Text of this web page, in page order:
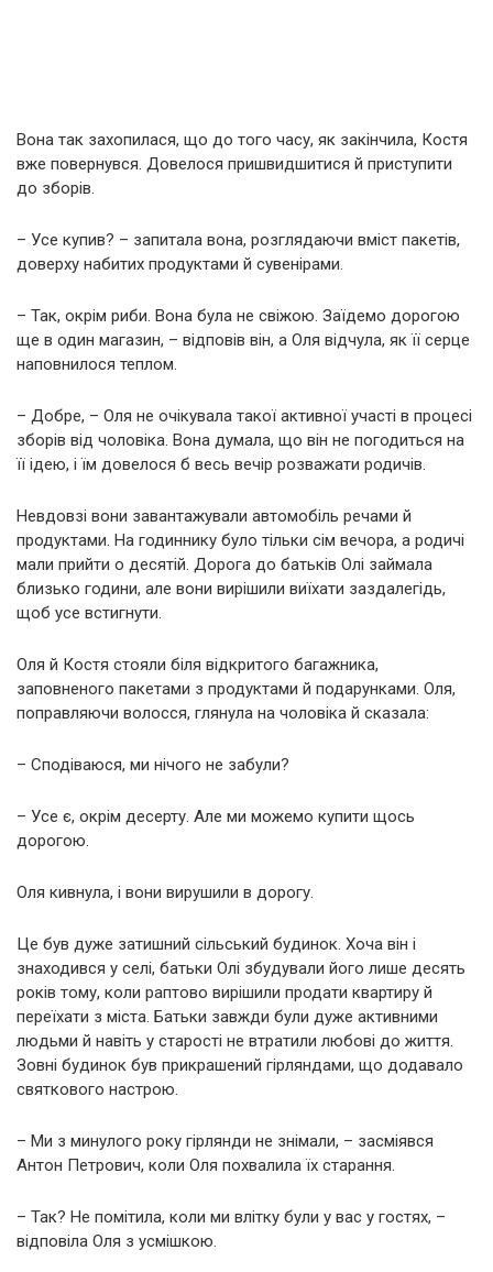
Вона так захопилася, що до того часу, як закінчила, Костя
вже повернувся. Довелося пришвидшитися й приступити
до зборів.
– Усе купив? – запитала вона, розглядаючи вміст пакетів,
доверху набитих продуктами й сувенірами.
– Так, окрім риби. Вона була не свіжою. Заїдемо дорогою
ще в один магазин, – відповів він, а Оля відчула, як її серце
наповнилося теплом.
– Добре, – Оля не очікувала такої активної участі в процесі
зборів від чоловіка. Вона думала, що він не погодиться на
її ідею, і їм довелося б весь вечір розважати родичів.
Невдовзі вони завантажували автомобіль речами й
продуктами. На годиннику було тільки сім вечора, а родичі
мали прийти о десятій. Дорога до батьків Олі займала
близько години, але вони вирішили виїхати заздалегідь,
щоб усе встигнути.
Оля й Костя стояли біля відкритого багажника,
заповненого пакетами з продуктами й подарунками. Оля,
поправляючи волосся, глянула на чоловіка й сказала:
– Сподіваюся, ми нічого не забули?
– Усе є, окрім десерту. Але ми можемо купити щось
дорогою.
Оля кивнула, і вони вирушили в дорогу.
Це був дуже затишний сільський будинок. Хоча він і
знаходився у селі, батьки Олі збудували його лише десять
років тому, коли раптово вирішили продати квартиру й
переїхати з міста. Батьки завжди були дуже активними
людьми й навіть у старості не втратили любові до життя.
Зовні будинок був прикрашений гірляндами, що додавало
святкового настрою.
– Ми з минулого року гірлянди не знімали, – засміявся
Антон Петрович, коли Оля похвалила їх старання.
– Так? Не помітила, коли ми влітку були у вас у гостях, –
відповіла Оля з усмішкою.